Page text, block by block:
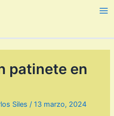
patinete en
Siles/13 marzo, 2024